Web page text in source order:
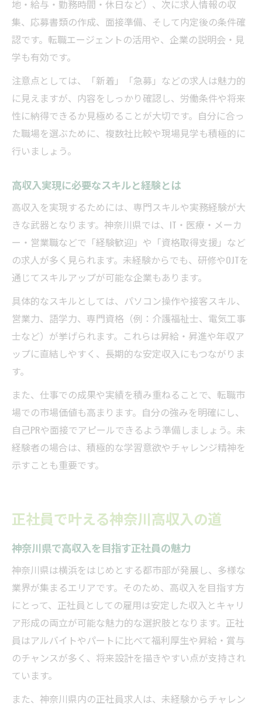
地・給与・勤務時間・休日など）、次に求人情報の収
集、応募書類の作成、面接準備、そして内定後の条件確
認です。転職エージェントの活用や、企業の説明会・見
学も有効です。
注意点としては、「新着」「急募」などの求人は魅力的
に見えますが、内容をしっかり確認し、労働条件や将来
性に納得できるか見極めることが大切です。自分に合っ
た職場を選ぶために、複数社比較や現場見学も積極的に
行いましょう。
高収入実現に必要なスキルと経験とは
高収入を実現するためには、専門スキルや実務経験が大
きな武器となります。神奈川県では、IT・医療・メーカ
ー・営業職などで「経験歓迎」や「資格取得支援」など
の求人が多く見られます。未経験からでも、研修やOJTを
通じてスキルアップが可能な企業もあります。
具体的なスキルとしては、パソコン操作や接客スキル、
営業力、語学力、専門資格（例：介護福祉士、電気工事
士など）が挙げられます。これらは昇給・昇進や年収ア
ップに直結しやすく、長期的な安定収入にもつながりま
す。
また、仕事での成果や実績を積み重ねることで、転職市
場での市場価値も高まります。自分の強みを明確にし、
自己PRや面接でアピールできるよう準備しましょう。未
経験者の場合は、積極的な学習意欲やチャレンジ精神を
示すことも重要です。
正社員で叶える神奈川高収入の道
神奈川県で高収入を目指す正社員の魅力
神奈川県は横浜をはじめとする都市部が発展し、多様な
業界が集まるエリアです。そのため、高収入を目指す方
にとって、正社員としての雇用は安定した収入とキャリ
ア形成の両立が可能な魅力的な選択肢となります。正社
員はアルバイトやパートに比べて福利厚生や昇給・賞与
のチャンスが多く、将来設計を描きやすい点が支持され
ています。
また、神奈川県内の正社員求人は、未経験からチャレン